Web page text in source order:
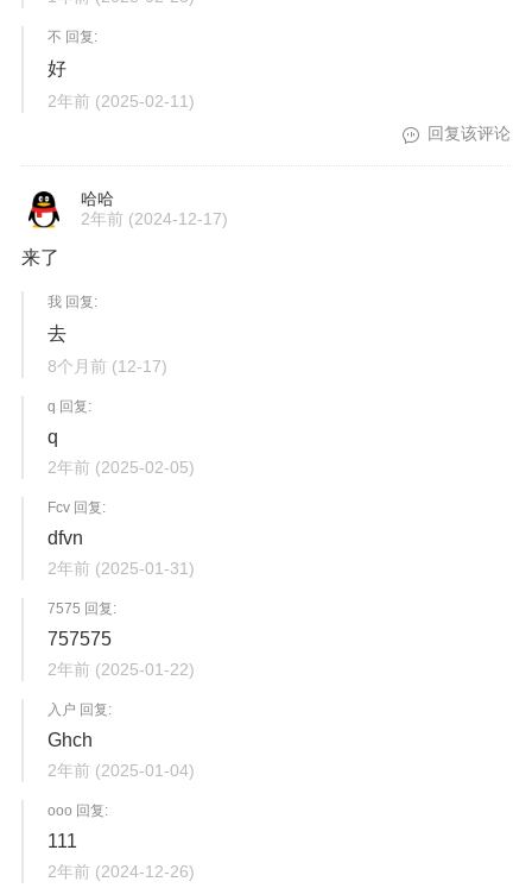
不 回复:
好
2年前 (2025-02-11)
回复该评论
哈哈
2年前 (2024-12-17)
来了
我 回复:
去
8个月前 (12-17)
q 回复:
q
2年前 (2025-02-05)
Fcv 回复:
dfvn
2年前 (2025-01-31)
7575 回复:
757575
2年前 (2025-01-22)
入户 回复:
Ghch
2年前 (2025-01-04)
ooo 回复:
111
2年前 (2024-12-26)